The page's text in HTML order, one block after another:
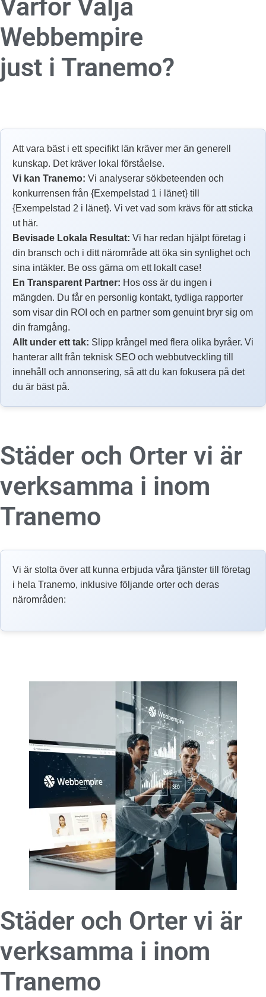
Varför Välja
Webbempire
just i Tranemo?
Att vara bäst i ett specifikt län kräver mer än generell
kunskap. Det kräver lokal förståelse.
Vi kan Tranemo: Vi analyserar sökbeteenden och
konkurrensen från {Exempelstad 1 i länet} till
{Exempelstad 2 i länet}. Vi vet vad som krävs för att sticka
ut här.
Bevisade Lokala Resultat: Vi har redan hjälpt företag i
din bransch och i ditt närområde att öka sin synlighet och
sina intäkter. Be oss gärna om ett lokalt case!
En Transparent Partner: Hos oss är du ingen i
mängden. Du får en personlig kontakt, tydliga rapporter
som visar din ROI och en partner som genuint bryr sig om
din framgång.
Allt under ett tak: Slipp krångel med flera olika byråer. Vi
hanterar allt från teknisk SEO och webbutveckling till
innehåll och annonsering, så att du kan fokusera på det
du är bäst på.
Städer och Orter vi är
verksamma i inom
Tranemo
Vi är stolta över att kunna erbjuda våra tjänster till företag
i hela Tranemo, inklusive följande orter och deras
närområden:
Städer och Orter vi är
verksamma i inom
Tranemo